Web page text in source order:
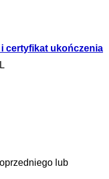
i certyfikat ukończenia
lub